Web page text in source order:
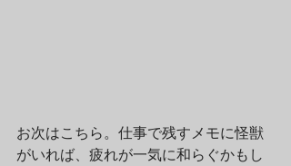
お次はこちら。仕事で残すメモに怪獣
がいれば、疲れが一気に和らぐかもし